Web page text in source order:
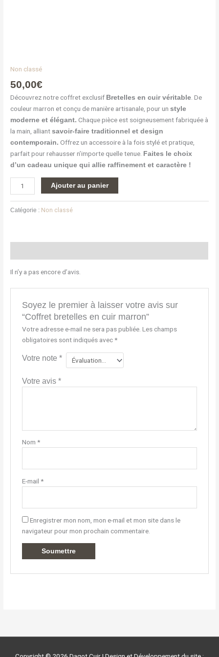
Non classé
50,00€
Découvrez notre coffret exclusif Bretelles en cuir véritable . De
couleur marron et conçu de manière artisanale, pour unstyle
moderne et élégant. Chaque pièce est soigneusement fabriquée à
la main, alliantsavoir-faire traditionnel et design
contemporain. Offrez un accessoire à la fois stylé et pratique,
parfait pour rehausser n’importe quelle tenue. Faites le choix
d’un cadeau unique qui allie raffinement et caractère !
Ajouter au panier
Catégorie : Non classé
Il n’y a pas encore d’avis.
Soyez le premier à laisser votre avis sur
“Coffret bretelles en cuir marron”
Votre adresse e-mail ne sera pas publiée. Les champs
obligatoires sont indiqués avec*
Votre note *
Votre avis *
Nom *
E-mail *
Enregistrer mon nom, mon e-mail et mon site dans le
navigateur pour mon prochain commentaire.